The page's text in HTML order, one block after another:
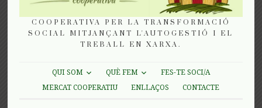
COOPERATIVA PER LA TRANSFORMACIÓ
SOCIAL MITJANÇANT L'AUTOGESTIÓ I EL
TREBALL EN XARXA.
QUI SOM QUÈ FEM
FES-TE SOCI/A
MERCAT COOPERATIU
ENLLAÇOS CONTACTE